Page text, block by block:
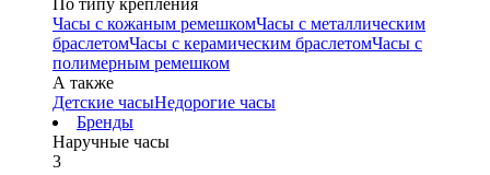
По типу крепления
Часы с кожаным ремешкомЧасы с металлическим
браслетомЧасы с керамическим браслетомЧасы с
полимерным ремешком
А также
Детские часыНедорогие часы
Бренды
Наручные часы
3